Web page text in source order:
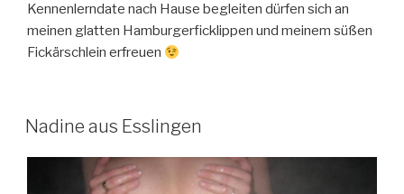
Kennenlerndate nach Hause begleiten dürfen sich an
meinen glatten Hamburgerficklippen und meinem süßen
Fickärschlein erfreuen
Nadine aus Esslingen